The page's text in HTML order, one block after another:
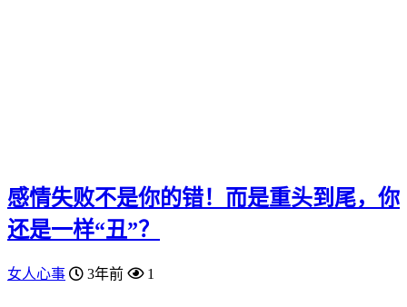
感情失败不是你的错！而是重头到尾，你
还是一样“丑”？
女人心事 3年前 1